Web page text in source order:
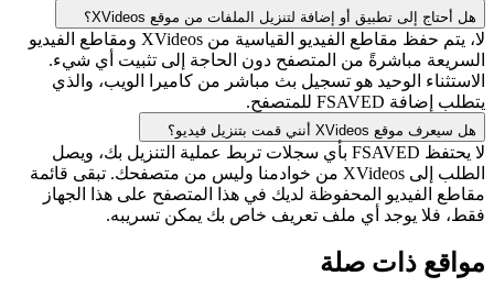
هل أحتاج إلى تطبيق أو إضافة لتنزيل الملفات من موقع XVideos؟
لا، يتم حفظ مقاطع الفيديو القياسية من XVideos ومقاطع الفيديو
السريعة مباشرةً من المتصفح دون الحاجة إلى تثبيت أي شيء.
الاستثناء الوحيد هو تسجيل بث مباشر من كاميرا الويب، والذي
يتطلب إضافة FSAVED للمتصفح.
هل سيعرف موقع XVideos أنني قمت بتنزيل فيديو؟
لا يحتفظ FSAVED بأي سجلات تربط عملية التنزيل بك، ويصل
الطلب إلى XVideos من خوادمنا وليس من متصفحك. تبقى قائمة
مقاطع الفيديو المحفوظة لديك في هذا المتصفح على هذا الجهاز
فقط، فلا يوجد أي ملف تعريف خاص بك يمكن تسريبه.
مواقع ذات صلة